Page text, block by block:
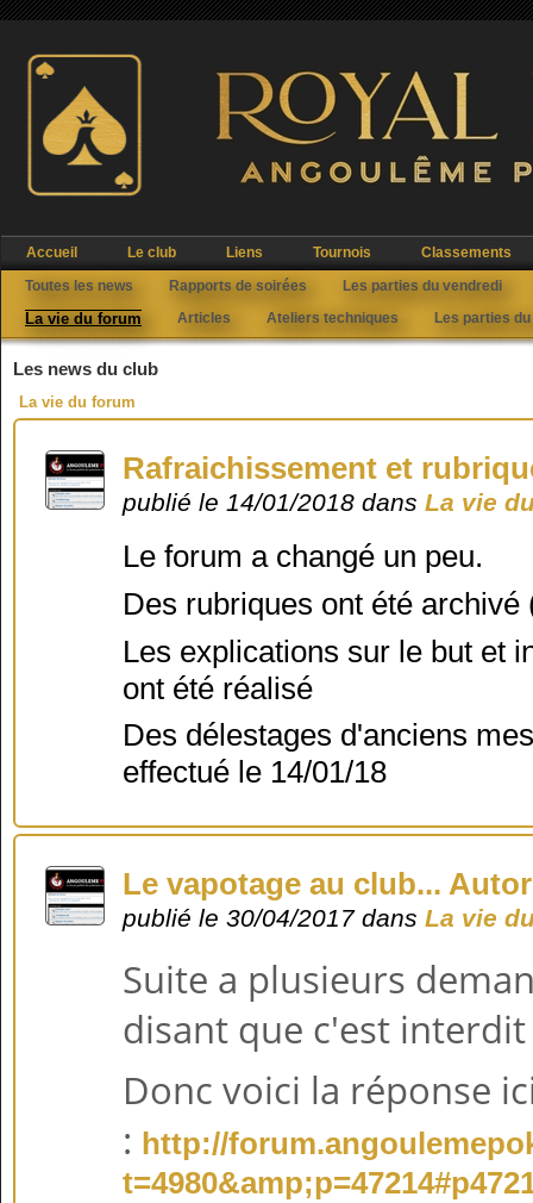
Accueil Le club Liens Tournois
Classements
Toutes les news
Rapports de soirées Les parties du vendredi
La vie du forum Articles Ateliers techniques Les parties
Les news du club
La vie du forum
Rafraichissement et
publié le 14/01/2018 dans La vie
Le forum a changé un peu.
Des rubriques ont été
Les explications sur le but et
ont été réalisé
Des délestages d'anciens
effectué le 14/01/18
Le vapotage au club...
publié le 30/04/2017 dans La vie
Suite a plusieurs
disant que c'est
Donc voici la réponse
: http://